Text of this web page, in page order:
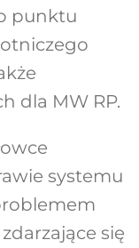
punktu
dla MW RP.
systemu
się